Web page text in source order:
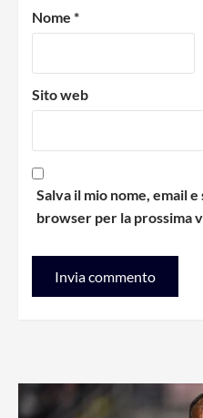
Nome *
Sito web
Salva il mio nome, email
browser per la prossima